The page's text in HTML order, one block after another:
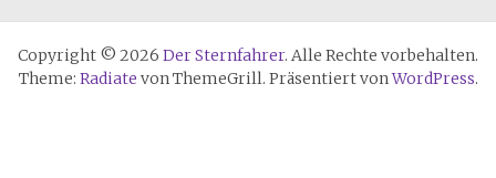
Copyright © 2026 Der Sternfahrer. Alle Rechte vorbehalten.
Theme: Radiate von ThemeGrill. Präsentiert vonWordPress.